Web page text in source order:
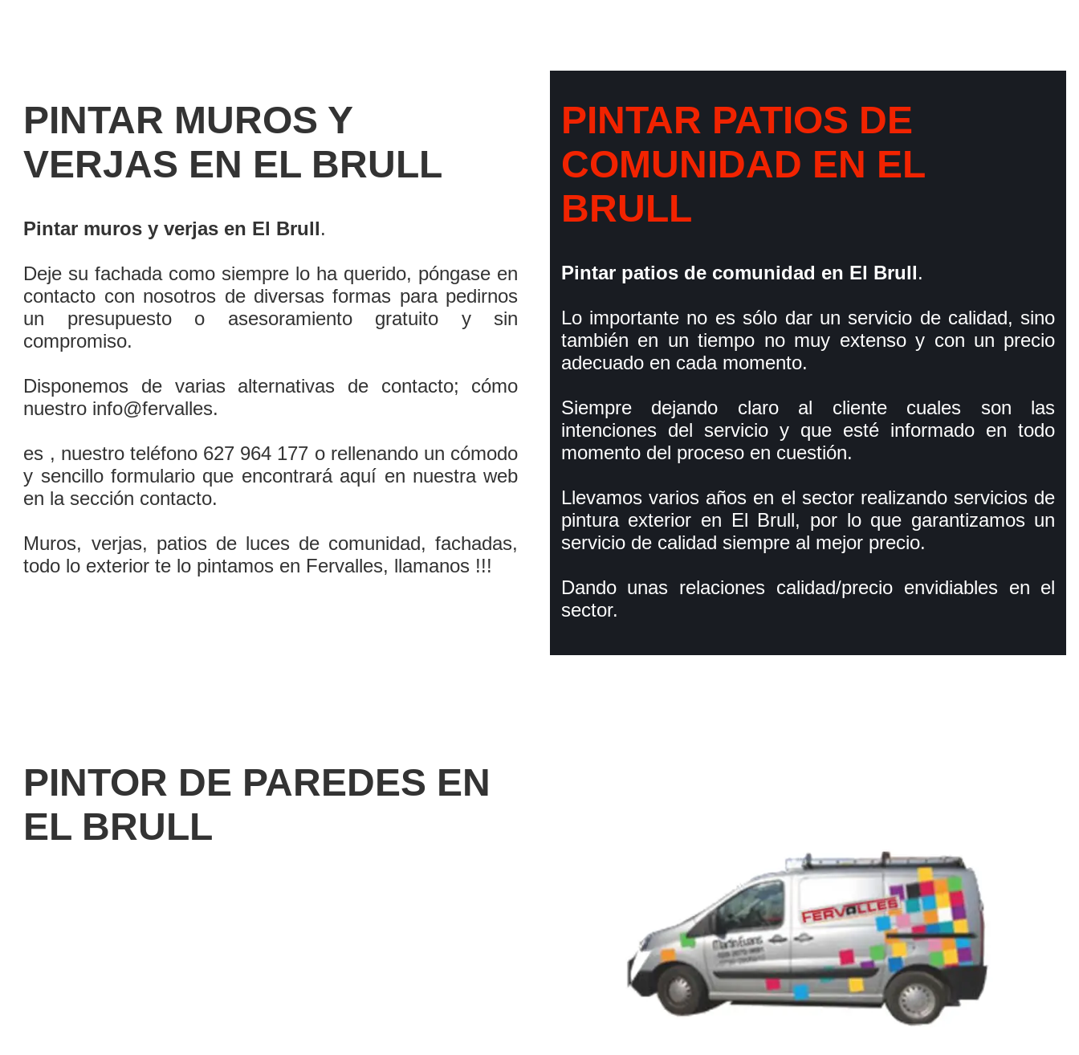
PINTAR MUROS Y
VERJAS EN EL BRULL
Pintar muros y verjas en El Brull.
Deje su fachada como siempre lo ha querido, póngase en
contacto con nosotros de diversas formas para pedirnos
un presupuesto o asesoramiento gratuito y sin
compromiso.
Disponemos de varias alternativas de contacto; cómo
nuestro info@fervalles.
es , nuestro teléfono 627 964 177 o rellenando un cómodo
y sencillo formulario que encontrará aquí­ en nuestra web
en la sección contacto.
Muros, verjas, patios de luces de comunidad, fachadas,
todo lo exterior te lo pintamos en Fervalles, llamanos !!!
PINTAR PATIOS DE
COMUNIDAD EN EL
BRULL
Pintar patios de comunidad en El Brull.
Lo importante no es sólo dar un servicio de calidad, sino
también en un tiempo no muy extenso y con un precio
adecuado en cada momento.
Siempre dejando claro al cliente cuales son las
intenciones del servicio y que esté informado en todo
momento del proceso en cuestión.
Llevamos varios años en el sector realizando servicios de
pintura exterior en El Brull, por lo que garantizamos un
servicio de calidad siempre al mejor precio.
Dando unas relaciones calidad/precio envidiables en el
sector.
PINTOR DE PAREDES EN
EL BRULL